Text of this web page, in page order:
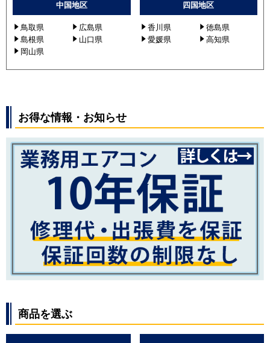
中国地区
鳥取県
広島県
島根県
山口県
岡山県
四国地区
香川県
徳島県
愛媛県
高知県
お得な情報・お知らせ
商品を選ぶ